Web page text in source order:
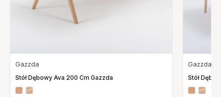
Gazzda
Stół Dębowy Ava 200 Cm Gazzda
Gazzda
Stół